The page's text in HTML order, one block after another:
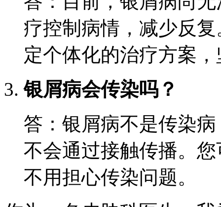
疗控制病情，减少反
定个体化的治疗方案
银屑病会传染吗？
答：银屑病不是传染
不会通过接触传播。
不用担心传染问题。